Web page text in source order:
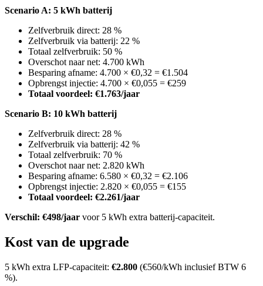
Scenario A: 5 kWh batterij
Zelfverbruik direct: 28 %
Zelfverbruik via batterij: 22 %
Totaal zelfverbruik: 50 %
Overschot naar net: 4.700 kWh
Besparing afname: 4.700 × €0,32 = €1.504
Opbrengst injectie: 4.700 × €0,055 = €259
Totaal voordeel: €1.763/jaar
Scenario B: 10 kWh batterij
Zelfverbruik direct: 28 %
Zelfverbruik via batterij: 42 %
Totaal zelfverbruik: 70 %
Overschot naar net: 2.820 kWh
Besparing afname: 6.580 × €0,32 = €2.106
Opbrengst injectie: 2.820 × €0,055 = €155
Totaal voordeel: €2.261/jaar
Verschil: €498/jaar voor 5 kWh extra batterij-capaciteit.
Kost van de upgrade
5 kWh extra LFP-capaciteit: €2.800 (€560/kWh inclusief BTW 6
%).